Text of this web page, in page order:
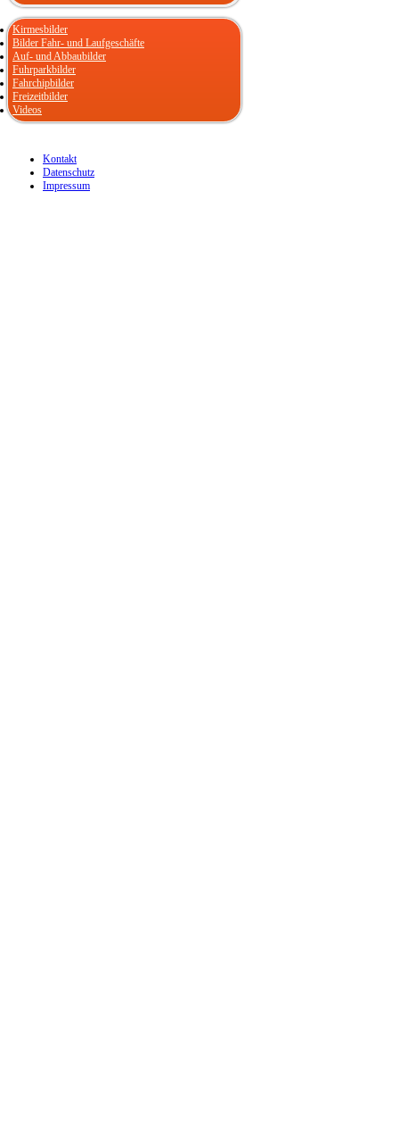
Kirmesbilder
Bilder Fahr- und Laufgeschäfte
Auf- und Abbaubilder
Fuhrparkbilder
Fahrchipbilder
Freizeitbilder
Videos
Kontakt
Datenschutz
Impressum